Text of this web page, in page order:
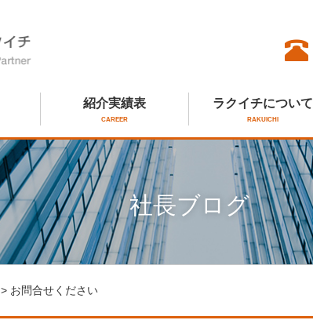
紹介実績表
CAREER
ラクイチについて
RAKUICHI
社長ブログ
> お問合せください